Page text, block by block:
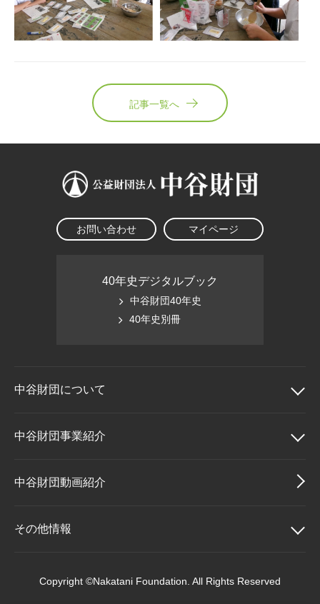
記事一覧へ
お問い合わせ マイページ
40年史デジタルブック
中谷財団40年史
40年史別冊
中谷財団について
中谷財団について
理事長挨拶
設立趣意書
中谷財団事業紹介
中谷財団事業紹介
中谷賞
中谷財団動画紹介
その他情報
Copyright ©Nakatani Foundation. All Rights Reserved